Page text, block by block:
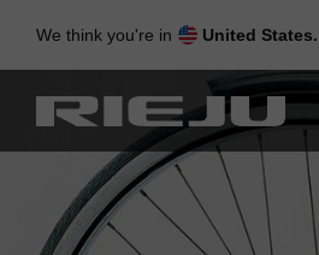
content
We think you're in United States.